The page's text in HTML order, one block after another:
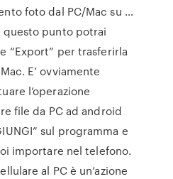
foto dal PC/Mac su …
questo punto potrai
“Export” per trasferirla
E’ ovviamente
l’operazione
file da PC ad android
sul programma e
importare nel telefono.
al PC è un’azione